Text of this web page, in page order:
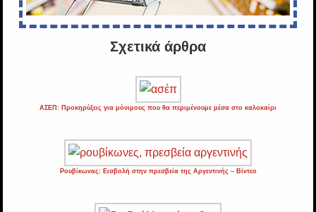
Σχετικά άρθρα
ΑΣΕΠ: Προκηρύξεις για μόνιμους που θα περιμένουμε μέσα στο καλοκαίρι
Ρουβίκωνας: Εισβολή στην πρεσβεία της Αργεντινής – Βίντεο